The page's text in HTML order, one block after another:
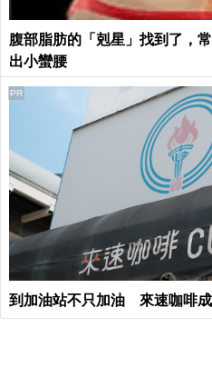
腹部脂肪的「剋星」找到了，
出小蠻腰
到加油站不只加油 來速咖啡
PR